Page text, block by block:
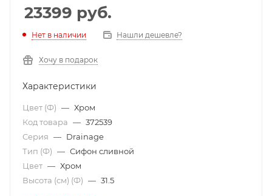
23399 руб.
Нет в наличии Нашли дешевле?
Хочу в подарок
Характеристики
Цвет (Ф) — Хром
Код товара — 372539
Серия — Drainage
Тип (Ф) — Сифон сливной
Цвет — Хром
Высота (см) (Ф) — 31.5